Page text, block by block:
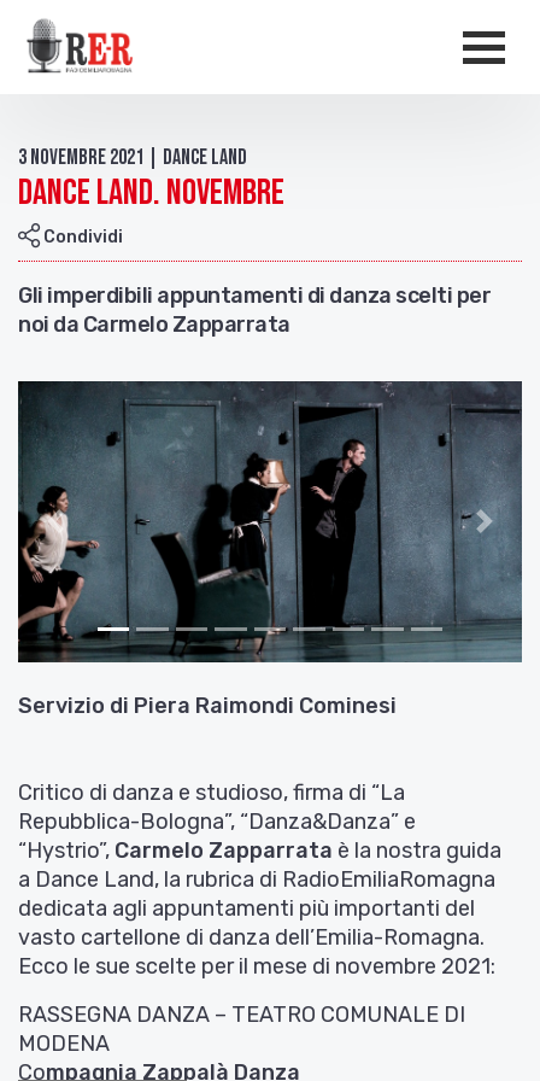
Salta al contenuto principale
3 Novembre 2021 | Dance Land
Dance Land. Novembre
Condividi
Gli imperdibili appuntamenti di danza scelti per
noi da Carmelo Zapparrata
Indietro
Servizio di Piera Raimondi Cominesi
Critico di danza e studioso, firma di “La
Repubblica-Bologna”, “Danza&Danza” e
“Hystrio”, Carmelo Zapparrata è la nostra guida
a Dance Land, la rubrica di RadioEmiliaRomagna
dedicata agli appuntamenti più importanti del
vasto cartellone di danza dell’Emilia-Romagna.
Ecco le sue scelte per il mese di novembre 2021:
RASSEGNA DANZA – TEATRO COMUNALE DI
MODENA
Compagnia Zappalà Danza